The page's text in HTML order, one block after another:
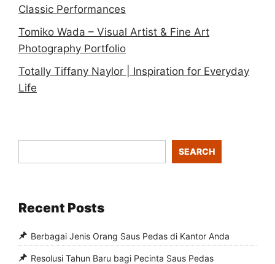
Classic Performances
Tomiko Wada – Visual Artist & Fine Art
Photography Portfolio
Totally Tiffany Naylor | Inspiration for Everyday
Life
SEARCH
Recent Posts
Berbagai Jenis Orang Saus Pedas di Kantor Anda
Resolusi Tahun Baru bagi Pecinta Saus Pedas